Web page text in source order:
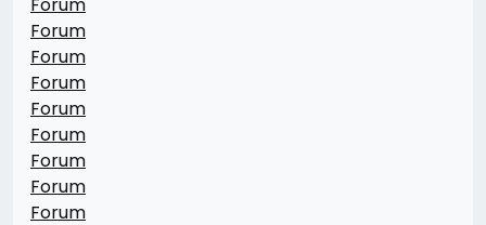
Forum
Forum
Forum
Forum
Forum
Forum
Forum
Forum